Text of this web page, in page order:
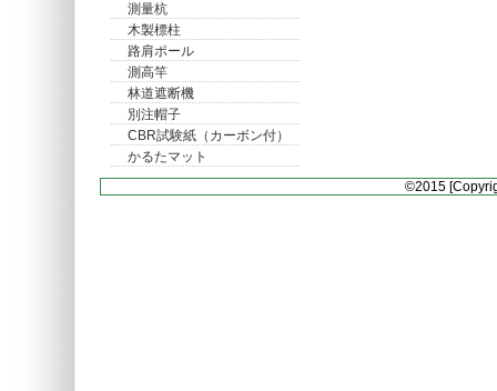
測量杭
木製標柱
路肩ポール
測高竿
林道遮断機
別注帽子
CBR試験紙（カーボン付）
かるたマット
©2015